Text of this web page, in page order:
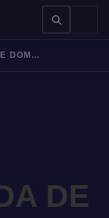
Jujuy
NUEVA AÑADA DE DOMAINE BOUSQUET PINOT NOIR RESERVA
DE